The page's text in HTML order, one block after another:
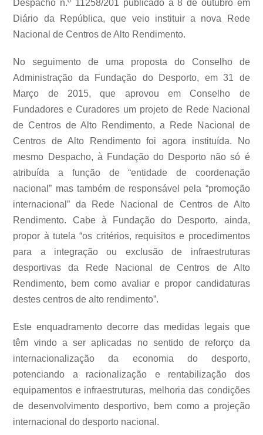
Despacho n.º 11258/201 publicado a 8 de outubro em
Diário da República, que veio instituir a nova Rede
Nacional de Centros de Alto Rendimento.
No seguimento de uma proposta do Conselho de
Administração da Fundação do Desporto, em 31 de
Março de 2015, que aprovou em Conselho de
Fundadores e Curadores um projeto de Rede Nacional
de Centros de Alto Rendimento, a Rede Nacional de
Centros de Alto Rendimento foi agora instituída. No
mesmo Despacho, à Fundação do Desporto não só é
atribuída a função de “entidade de coordenação
nacional” mas também de responsável pela “promoção
internacional” da Rede Nacional de Centros de Alto
Rendimento. Cabe à Fundação do Desporto, ainda,
propor à tutela “os critérios, requisitos e procedimentos
para a integração ou exclusão de infraestruturas
desportivas da Rede Nacional de Centros de Alto
Rendimento, bem como avaliar e propor candidaturas
destes centros de alto rendimento”.
Este enquadramento decorre das medidas legais que
têm vindo a ser aplicadas no sentido de reforço da
internacionalização da economia do desporto,
potenciando a racionalização e rentabilização dos
equipamentos e infraestruturas, melhoria das condições
de desenvolvimento desportivo, bem como a projeção
internacional do desporto nacional.